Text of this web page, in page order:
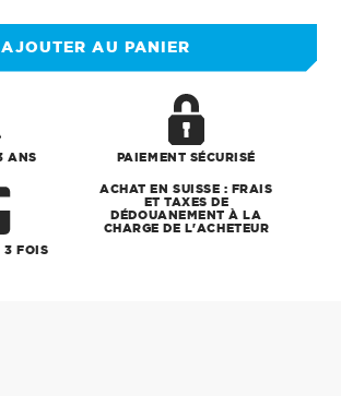
AJOUTER AU PANIER
ANS PAIEMENT SÉCURISÉ
3 FOIS
ACHAT EN SUISSE : FRAIS
ET TAXES DE
DÉDOUANEMENT À LA
CHARGE DE L'ACHETEUR